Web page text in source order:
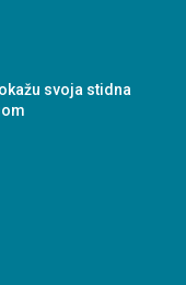
svoja stidna